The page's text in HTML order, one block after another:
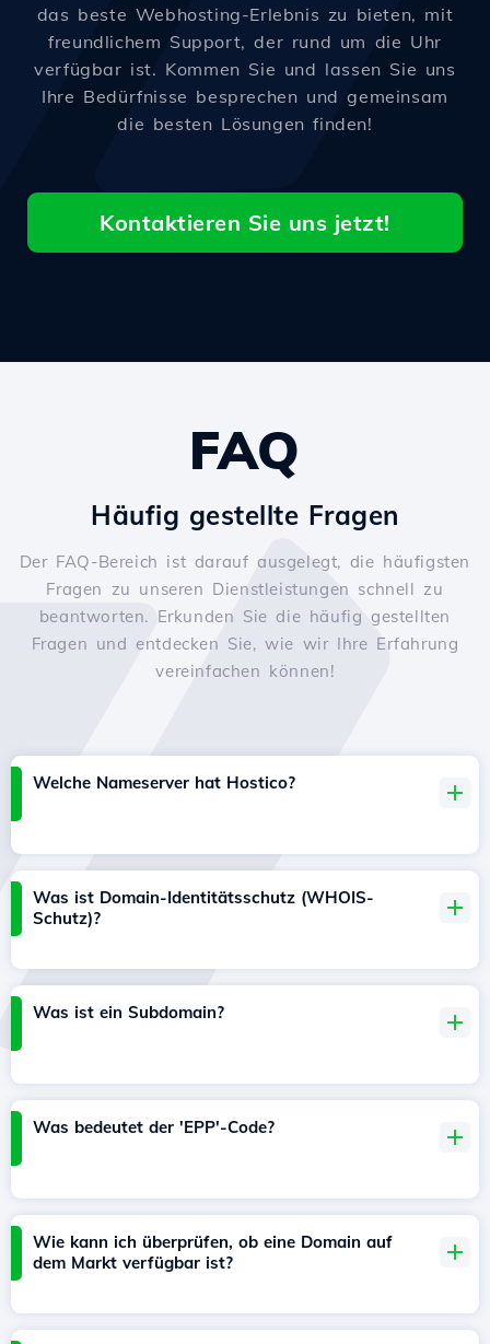
das beste Webhosting-Erlebnis zu bieten, mit
freundlichem Support, der rund um die Uhr
verfügbar ist. Kommen Sie und lassen Sie uns
Ihre Bedürfnisse besprechen und gemeinsam
die besten Lösungen finden!
Kontaktieren Sie uns jetzt!
FAQ
Häufig gestellte Fragen
Der FAQ-Bereich ist darauf ausgelegt, die häufigsten
Fragen zu unseren Dienstleistungen schnell zu
beantworten. Erkunden Sie die häufig gestellten
Fragen und entdecken Sie, wie wir Ihre Erfahrung
vereinfachen können!
Welche Nameserver hat Hostico?
Was ist Domain-Identitätsschutz (WHOIS-
Schutz)?
Was ist ein Subdomain?
Was bedeutet der 'EPP'-Code?
Wie kann ich überprüfen, ob eine Domain auf
dem Markt verfügbar ist?